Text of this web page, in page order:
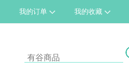
我的订单 我的收藏